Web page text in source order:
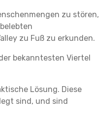
zu stören,
zu Fuß zu erkunden.
bekanntesten Viertel
Lösung. Diese
sind, und sind